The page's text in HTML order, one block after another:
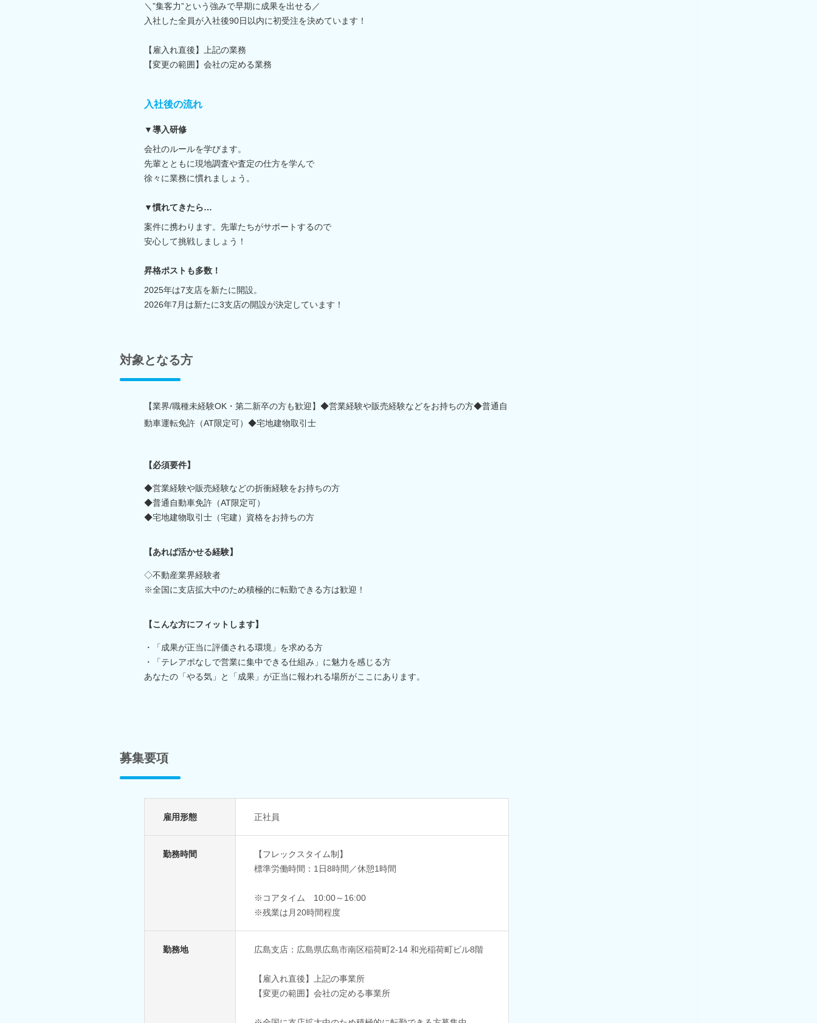
＼”集客力”という強みで早期に成果を出せる／
入社した全員が入社後90日以内に初受注を決めています！
【雇入れ直後】上記の業務
【変更の範囲】会社の定める業務
入社後の流れ
▼導入研修
会社のルールを学びます。
先輩とともに現地調査や査定の仕方を学んで
徐々に業務に慣れましょう。
▼慣れてきたら…
案件に携わります。先輩たちがサポートするので
安心して挑戦しましょう！
昇格ポストも多数！
2025年は7支店を新たに開設。
2026年7月は新たに3支店の開設が決定しています！
対象となる方
【業界/職種未経験OK・第二新卒の方も歓迎】◆営業経験や販売経験などをお持ちの方◆普通自
動車運転免許（AT限定可）◆宅地建物取引士
【必須要件】
◆営業経験や販売経験などの折衝経験をお持ちの方
◆普通自動車免許（AT限定可）
◆宅地建物取引士（宅建）資格をお持ちの方
【あれば活かせる経験】
◇不動産業界経験者
※全国に支店拡大中のため積極的に転勤できる方は歓迎！
【こんな方にフィットします】
・「成果が正当に評価される環境」を求める方
・「テレアポなしで営業に集中できる仕組み」に魅力を感じる方
あなたの「やる気」と「成果」が正当に報われる場所がここにあります。
募集要項
雇用形態 正社員
勤務時間
【フレックスタイム制】
標準労働時間：1日8時間／休憩1時間
※コアタイム 10:00～16:00
※残業は月20時間程度
勤務地 広島支店：広島県広島市南区稲荷町2-14 和光稲荷町ビル8階
【雇入れ直後】上記の事業所
【変更の範囲】会社の定める事業所